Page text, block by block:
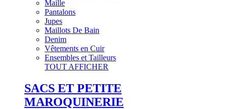
Maille
Pantalons
Jupes
Maillots De Bain
Denim
Vêtements en Cuir
Ensembles et Tailleurs
TOUT AFFICHER
SACS ET PETITE
MAROQUINERIE